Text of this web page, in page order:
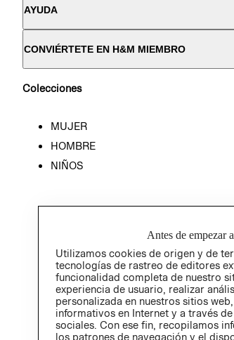
AYUDA
CONVIÉRTETE EN H&M MIEMBRO
Colecciones
MUJER
HOMBRE
NIÑOS
Antes de empezar
Utilizamos cookies de origen y de
tecnologías de rastreo de editores
funcionalidad completa de nuestro
experiencia de usuario, realizar
personalizada en nuestros sitios
informativos en Internet y a través
sociales. Con ese fin, recopilamos
los patrones de navegación y el